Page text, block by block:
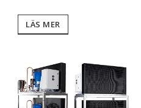
LÄS MER